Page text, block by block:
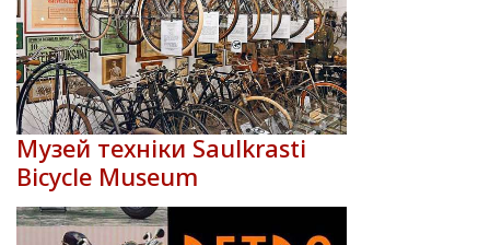
Музей техніки Saulkrasti
Bicycle Museum